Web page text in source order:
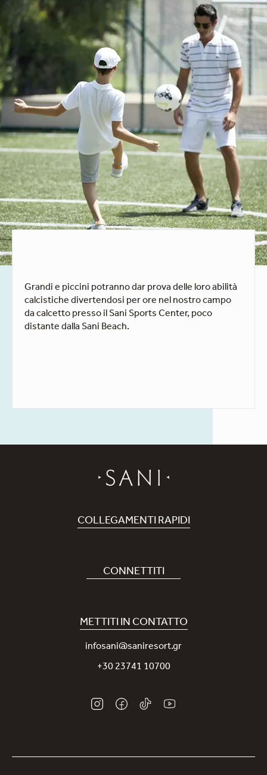
Grandi e piccini potranno dar prova delle loro abilità
calcistiche divertendosi per ore nel nostro campo
da calcetto presso il Sani Sports Center, poco
distante dalla Sani Beach.
COLLEGAMENTI RAPIDI
Carriere
News
Premi
Matrimoni
CONNETTITI
Sani Rewards
METTITI IN CONTATTO
infosani@saniresort.gr
+30 23741 10700